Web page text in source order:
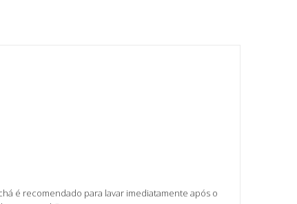
é recomendado para lavar imediatamente após o